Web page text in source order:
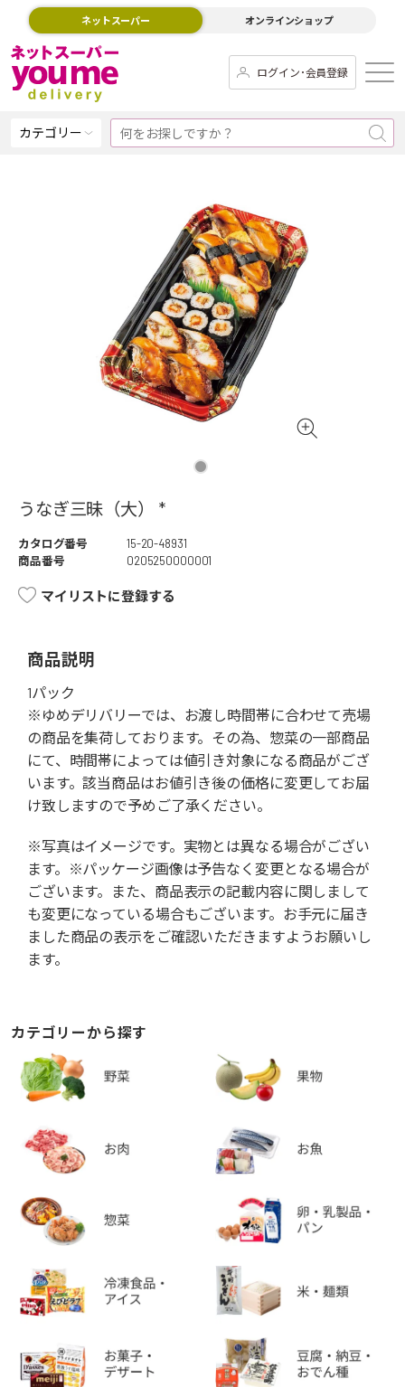
ネットスーパー オンラインショップ
ログイン･会員登録
カテゴリー
うなぎ三昧（大） *
カタログ番号
15-20-48931
商品番号
0205250000001
マイリストに登録する
商品説明
1パック
※ゆめデリバリーでは、お渡し時間帯に合わせて売場
の商品を集荷しております。その為、惣菜の一部商品
にて、時間帯によっては値引き対象になる商品がござ
います。該当商品はお値引き後の価格に変更してお届
け致しますので予めご了承ください。
※写真はイメージです。実物とは異なる場合がござい
ます。※パッケージ画像は予告なく変更となる場合が
ございます。また、商品表示の記載内容に関しまして
も変更になっている場合もございます。お手元に届き
ました商品の表示をご確認いただきますようお願いし
ます。
カテゴリーから探す